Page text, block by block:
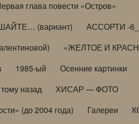
глава повести «Остров»
(вариант) АССОРТИ -
«ЖЕЛТОЕ И
1985-ый Осенние картинки
назад
ХИСАР — ФОТО
(до 2004 года) Галереи